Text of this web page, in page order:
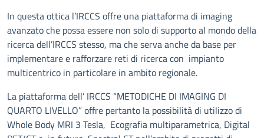
In questa ottica l’IRCCS offre una piattaforma di imaging
avanzato che possa essere non solo di supporto al mondo della
ricerca dell’IRCCS stesso, ma che serva anche da base per
implementare e rafforzare reti di ricerca con impianto
multicentrico in particolare in ambito regionale.
La piattaforma dell’ IRCCS “METODICHE DI IMAGING DI
QUARTO LIVELLO” offre pertanto la possibilità di utilizzo di
Whole Body MRI 3 Tesla, Ecografia multiparametrica, Digital